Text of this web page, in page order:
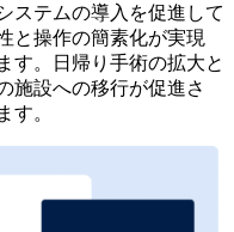
ステムの導入を促進して
と操作の簡素化が実現
す。日帰り手術の拡大と
施設への移行が促進さ
す。